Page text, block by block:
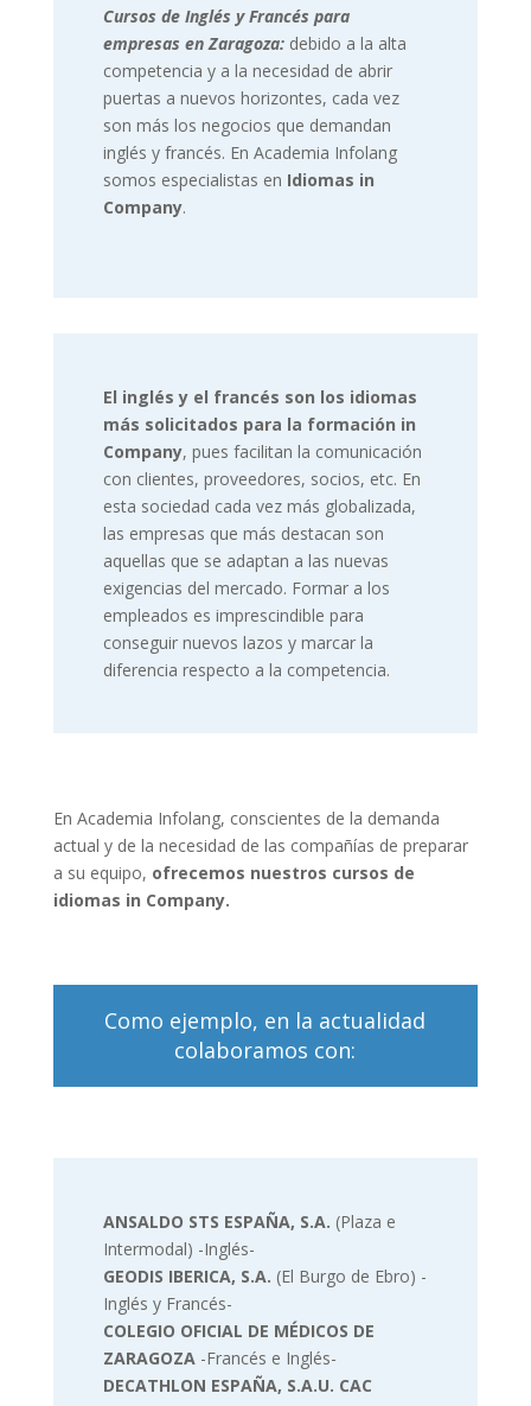
Cursos de Inglés y Francés para
empresas en Zaragoza: debido a la alta
competencia y a la necesidad de abrir
puertas a nuevos horizontes, cada vez
son más los negocios que demandan
inglés y francés. En Academia Infolang
somos especialistas en Idiomas in
Company.
El inglés y el francés son los idiomas
más solicitados para la formación in
Company, pues facilitan la comunicación
con clientes, proveedores, socios, etc. En
esta sociedad cada vez más globalizada,
las empresas que más destacan son
aquellas que se adaptan a las nuevas
exigencias del mercado. Formar a los
empleados es imprescindible para
conseguir nuevos lazos y marcar la
diferencia respecto a la competencia.
En Academia Infolang, conscientes de la demanda
actual y de la necesidad de las compañías de preparar
a su equipo, ofrecemos nuestros cursos de
idiomas in Company.
Como ejemplo, en la actualidad
colaboramos con:
ANSALDO STS ESPAÑA, S.A. (Plaza e
Intermodal) -Inglés-
GEODIS IBERICA, S.A. (El Burgo de Ebro) -
Inglés y Francés-
COLEGIO OFICIAL DE MÉDICOS DE
ZARAGOZA -Francés e Inglés-
DECATHLON ESPAÑA, S.A.U. CAC